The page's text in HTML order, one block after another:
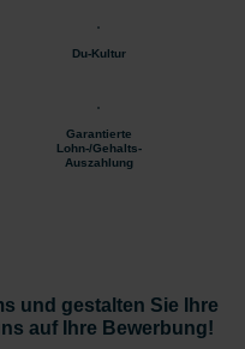
Du-Kultur
Garantierte
Lohn-/Gehalts-
Auszahlung
und gestalten Sie Ihre
auf Ihre Bewerbung!